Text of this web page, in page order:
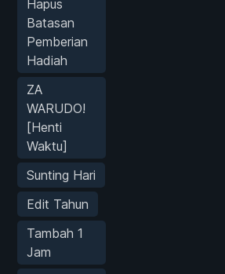
Hapus
Batasan
Pemberian
Hadiah
ZA
WARUDO!
[Henti
Waktu]
Sunting Hari
Edit Tahun
Tambah 1
Jam